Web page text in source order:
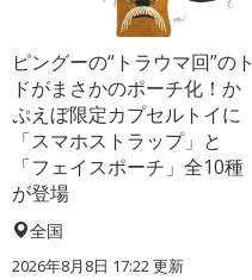
ピングーの“トラウマ回”のト
ドがまさかのポーチ化！か
ぷえぼ限定カプセルトイに
「スマホストラップ」と
「フェイスポーチ」全10種
が登場
全国
2026年8月8日 17:22更新